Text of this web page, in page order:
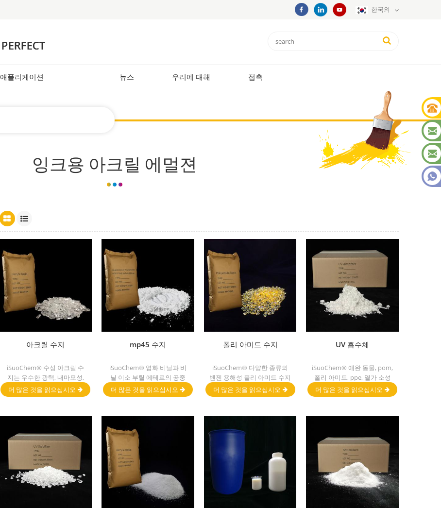
한국의
애플리케이션 뉴스 우리에 대해 접촉
잉크용 아크릴 에멀젼
아크릴 수지
iSuoChem® 수성 아크릴 수
지는 우수한 광택, 내마모성,
우수한 용해성, 높은 투명성,
좋은 인쇄 성과 좋은
더 많은 것을 읽으십시오
mp45 수지
iSuoChem® 염화 비닐과 비
닐 이소 부틸 에테르의 공중
합체 mp45 수지. 그것은 좋은
유형의 염화 바인더 및 인쇄
인트 개발되었습니다.
더 많은 것을 읽으십시오
폴리 아미드 수지
iSuoChem® 다양한 종류의
벤젠 용해성 폴리 아미드 수지
dt501, dt501h, dt508, dt588
및 dt556 .
더 많은 것을 읽으십시오
UV 흡수체
iSuoChem® 애완 동물, pom,
폴리 아미드, ppe, 열가 소성
pu 및 pu 섬유 etc.를 위해 적
당한 좋은 겸용성, 낮은 휘발
성능 uv 흡수제,
더 많은 것을 읽으십시오